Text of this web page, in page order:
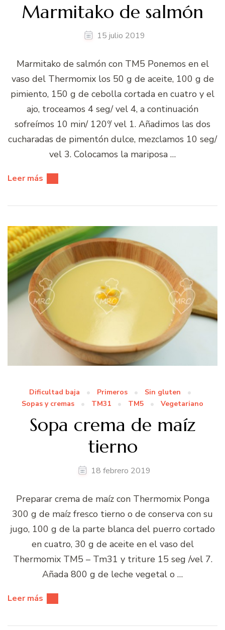
Marmitako de salmón
15 julio 2019
Marmitako de salmón con TM5 Ponemos en el
vaso del Thermomix los 50 g de aceite, 100 g de
pimiento, 150 g de cebolla cortada en cuatro y el
ajo, troceamos 4 seg/ vel 4, a continuación
sofreímos 10 min/ 120º/ vel 1. Añadimos las dos
cucharadas de pimentón dulce, mezclamos 10 seg/
vel 3. Colocamos la mariposa …
Leer más
Dificultad baja Primeros
Sin gluten
Sopas y cremas
TM31 TM5 Vegetariano
Sopa crema de maíz
tierno
18 febrero 2019
Preparar crema de maíz con Thermomix Ponga
300 g de maíz fresco tierno o de conserva con su
jugo, 100 g de la parte blanca del puerro cortado
en cuatro, 30 g de aceite en el vaso del
Thermomix TM5 – Tm31 y triture 15 seg /vel 7.
Añada 800 g de leche vegetal o …
Leer más